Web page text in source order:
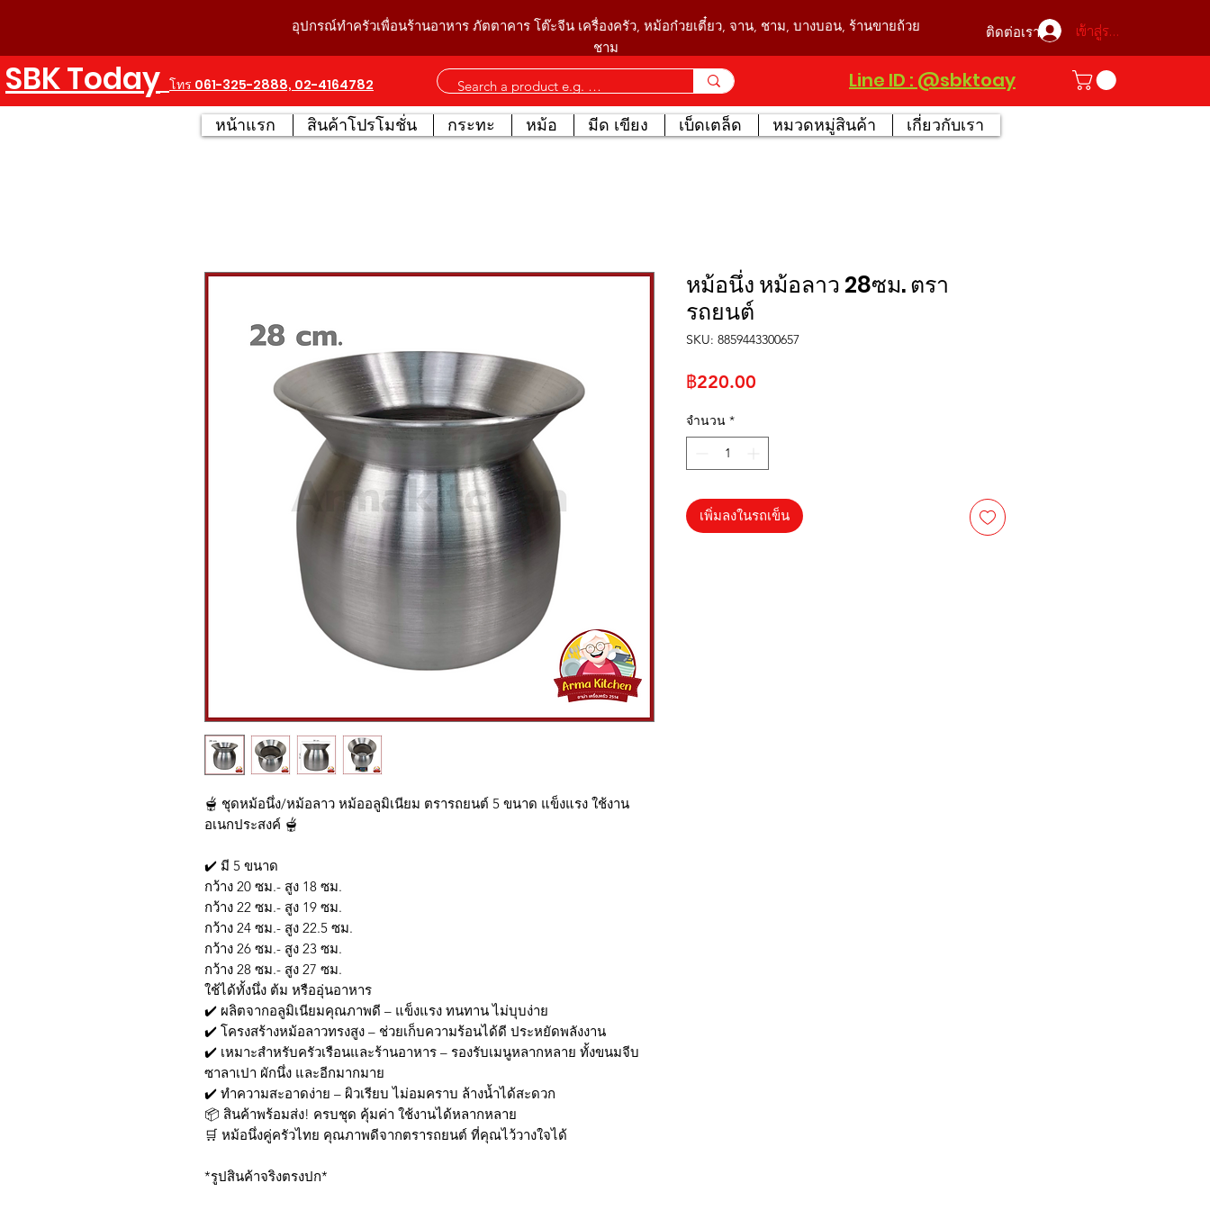
อุปกรณ์ทำครัวเพื่อนร้านอาหาร ภัตตาคาร โต๊ะจีน เครื่องครัว, หม้อก๋วยเตี๋ยว, จาน, ชาม, บางบอน, ร้านขายถ้วย
ชาม
เข้าสู่ระบบ
ติดต่อเรา
SBK Today โทร 061-325-2888, 02-4164782 Line ID : @sbktoay
หน้าแรก สินค้าโปรโมชั่น กระทะ หม้อ มีด เขียง เบ็ดเตล็ด หมวดหมู่สินค้า เกี่ยวกับเรา
🫕 ชุดหม้อนึ่ง/หม้อลาว หม้ออลูมิเนียม ตรารถยนต์ 5 ขนาด แข็งแรง ใช้งาน
อเนกประสงค์ 🫕
✔️ มี 5 ขนาด
กว้าง 20 ซม.- สูง 18 ซม.
กว้าง 22 ซม.- สูง 19 ซม.
กว้าง 24 ซม.- สูง 22.5 ซม.
กว้าง 26 ซม.- สูง 23 ซม.
กว้าง 28 ซม.- สูง 27 ซม.
ใช้ได้ทั้งนึ่ง ต้ม หรืออุ่นอาหาร
✔️ ผลิตจากอลูมิเนียมคุณภาพดี – แข็งแรง ทนทาน ไม่บุบง่าย
✔️ โครงสร้างหม้อลาวทรงสูง – ช่วยเก็บความร้อนได้ดี ประหยัดพลังงาน
✔️ เหมาะสำหรับครัวเรือนและร้านอาหาร – รองรับเมนูหลากหลาย ทั้งขนมจีบ
ซาลาเปา ผักนึ่ง และอีกมากมาย
✔️ ทำความสะอาดง่าย – ผิวเรียบ ไม่อมคราบ ล้างน้ำได้สะดวก
📦 สินค้าพร้อมส่ง! ครบชุด คุ้มค่า ใช้งานได้หลากหลาย
🛒 หม้อนึ่งคู่ครัวไทย คุณภาพดีจากตรารถยนต์ ที่คุณไว้วางใจได้
*รูปสินค้าจริงตรงปก*
หม้อนึ่ง หม้อลาว 28ซม. ตรา
รถยนต์
SKU: 8859443300657
฿220.00
จำนวน *
เพิ่มลงในรถเข็น